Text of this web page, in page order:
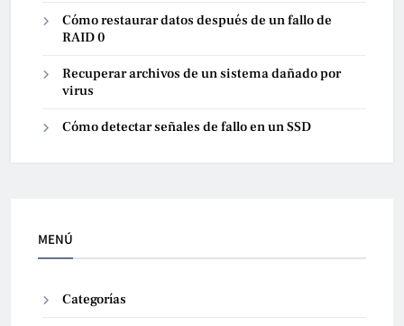
Cómo restaurar datos después de un fallo de
RAID 0
Recuperar archivos de un sistema dañado por
virus
Cómo detectar señales de fallo en un SSD
MENÚ
Categorías